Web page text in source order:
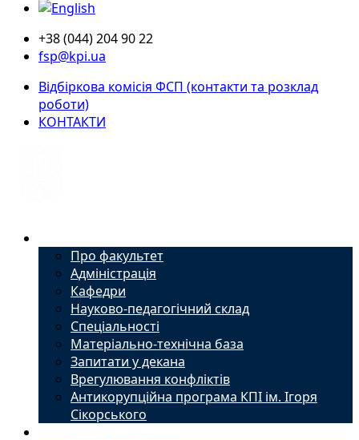
+38 (044) 204 90 22
fsp@kpi.ua
Відбіркова комісія ФСП (контакти та розклад
роботи)
КОНТАКТИ
Про факультет
Адміністрація
Кафедри
Науково-педагогічний склад
Спеціальності
Матеріально-технічна база
Запитати у декана
Врегулювання конфліктів
Антикорупційна програма КПІ ім. Ігоря
Сікорського